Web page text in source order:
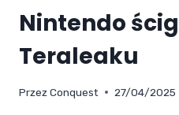
Nintendo
Teraleaku
Przez Conquest 27/04/2025